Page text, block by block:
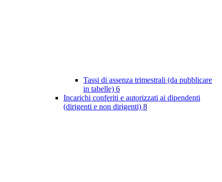
Tassi di assenza trimestrali (da pubblicare
in tabelle) 6
Incarichi conferiti e autorizzati ai dipendenti
(dirigenti e non dirigenti) 8